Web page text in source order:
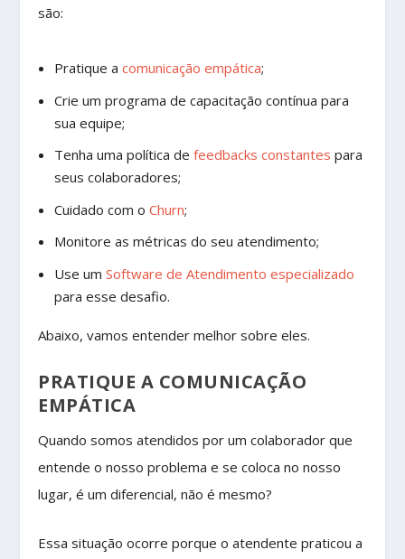
são:
Pratique a comunicação empática;
Crie um programa de capacitação contínua para
sua equipe;
Tenha uma política de feedbacks constantes para
seus colaboradores;
Cuidado com o Churn;
Monitore as métricas do seu atendimento;
Use um Software de Atendimento especializado
para esse desafio.
Abaixo, vamos entender melhor sobre eles.
PRATIQUE A COMUNICAÇÃO
EMPÁTICA
Quando somos atendidos por um colaborador que
entende o nosso problema e se coloca no nosso
lugar, é um diferencial, não é mesmo?
Essa situação ocorre porque o atendente praticou a